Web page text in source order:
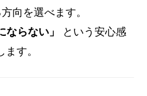
向を選べます。
ならない」
という安心感
す。